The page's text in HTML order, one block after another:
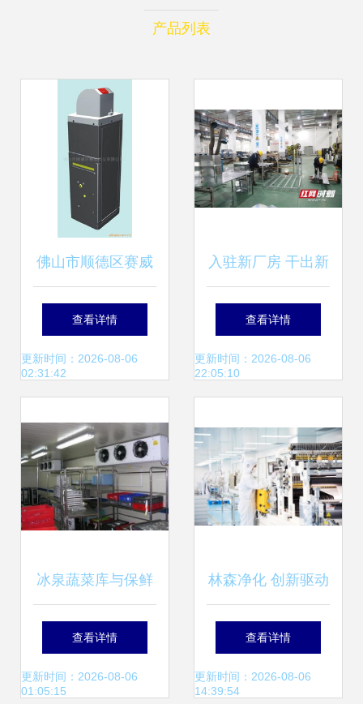
产品列表
佛山市顺德区赛威
实业公司网站电子
产品安装规范与服
查看详情
更新时间：2026-08-06
02:31:42
入驻新厂房 干出新
气象——电子产品
安装的新征程
查看详情
更新时间：2026-08-06
22:05:10
冰泉蔬菜库与保鲜
库建设指南 焦作冷
库安装与电子产品
查看详情
更新时间：2026-08-06
01:05:15
林森净化 创新驱动
为本，洁净品质为
先——电子产品安
查看详情
更新时间：2026-08-06
14:39:54